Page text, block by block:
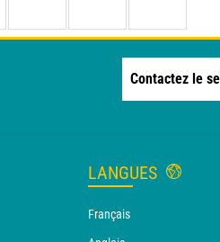
Contactez le
LANGUES
Français